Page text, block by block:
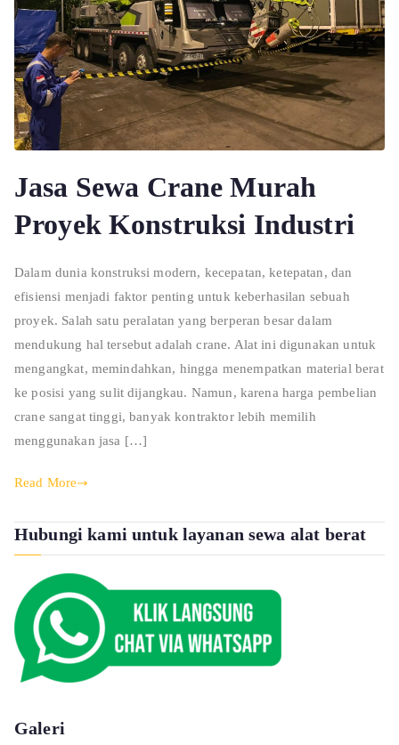
Jasa Sewa Crane Murah
Proyek Konstruksi Industri
Dalam dunia konstruksi modern, kecepatan, ketepatan, dan
efisiensi menjadi faktor penting untuk keberhasilan sebuah
proyek. Salah satu peralatan yang berperan besar dalam
mendukung hal tersebut adalah crane. Alat ini digunakan untuk
mengangkat, memindahkan, hingga menempatkan material berat
ke posisi yang sulit dijangkau. Namun, karena harga pembelian
crane sangat tinggi, banyak kontraktor lebih memilih
menggunakan jasa […]
Read More
Hubungi kami untuk layanan sewa alat berat
Galeri